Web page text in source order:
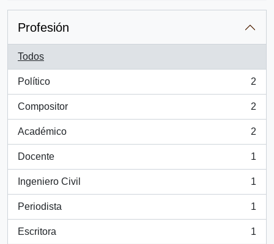
Profesión
Todos
Político
, 2 resultados
2
Compositor
, 2 resultados
2
Académico
, 2 resultados
2
Docente
, 1 resultados
1
Ingeniero Civil
, 1 resultados
1
Periodista
, 1 resultados
1
Escritora
, 1 resultados
1